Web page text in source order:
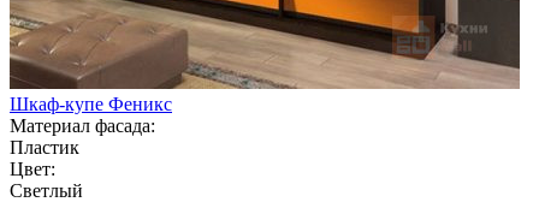
Шкаф-купе Феникс
Материал фасада:
Пластик
Цвет:
Светлый